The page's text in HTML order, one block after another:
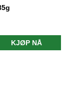
KJØP NÅ